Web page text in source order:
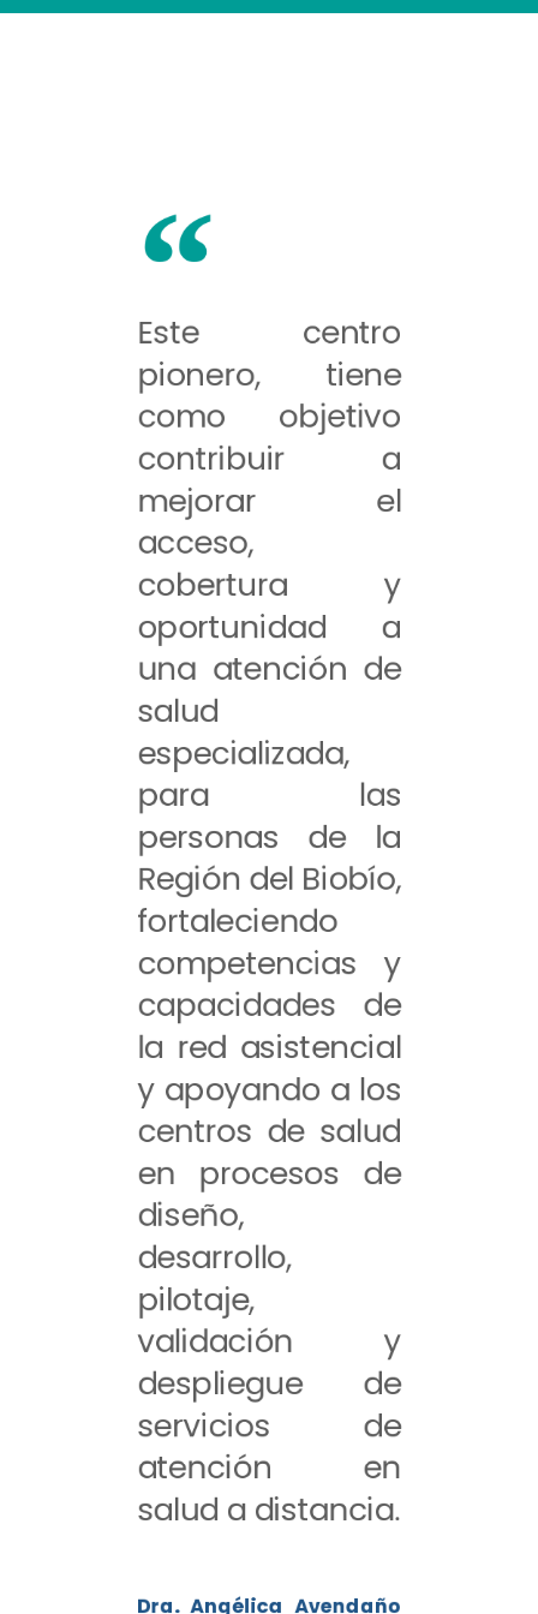
Este centro
pionero, tiene
como objetivo
contribuir a
mejorar el
acceso,
cobertura y
oportunidad a
una atención de
salud
especializada,
para las
personas de la
Región del Biobío,
fortaleciendo
competencias y
capacidades de
la red asistencial
y apoyando a los
centros de salud
en procesos de
diseño,
desarrollo,
pilotaje,
validación y
despliegue de
servicios de
atención en
salud a distancia.
Dra. Angélica Avendaño